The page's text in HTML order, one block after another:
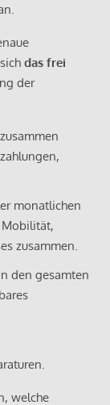
das frei
der
monatlichen
Mobilität,
zusammen.
den gesamten
welche